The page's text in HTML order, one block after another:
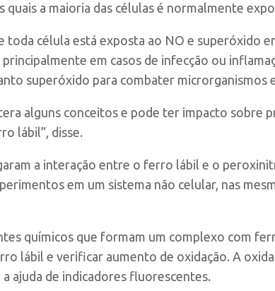
a maioria das células é normalmente
toda célula está exposta ao NO e superóxido
em casos de infecção ou
superóxido para combater microrganismos
alguns conceitos e pode ter impacto sobre
lábil”, disse.
a interação entre o ferro lábil e o
em um sistema não celular, nas
químicos que formam um complexo com
lábil e verificar aumento de oxidação. A
ajuda de indicadores fluorescentes.